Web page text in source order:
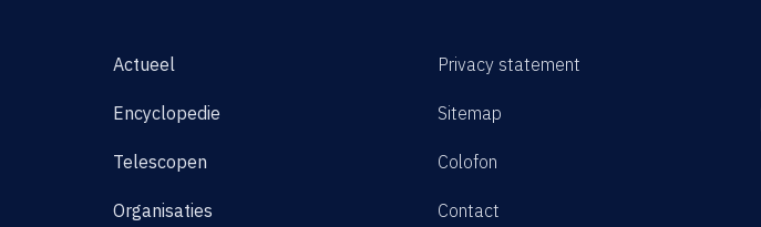
Actueel
Encyclopedie
Telescopen
Organisaties
Privacy statement
Sitemap
Colofon
Contact